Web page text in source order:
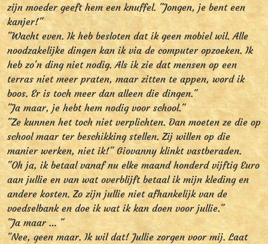
zijn moeder geeft hem een knuffel. "Jongen, je bent een
kanjer!"
"Wacht even. Ik heb besloten dat ik geen mobiel wil. Alle
noodzakelijke dingen kan ik via de computer opzoeken. Ik
heb zo'n ding niet nodig. Als ik zie dat mensen op een
terras niet meer praten, maar zitten te appen, word ik
boos. Er is toch meer dan alleen die dingen."
"Ja maar, je hebt hem nodig voor school."
"Ze kunnen het toch niet verplichten. Dan moeten ze die op
school maar ter beschikking stellen. Zij willen op die
manier werken, niet ik!" Giovanny klinkt vastberaden.
"Oh ja, ik betaal vanaf nu elke maand honderd vijftig Euro
aan jullie en van wat overblijft betaal ik mijn kleding en
andere kosten. Zo zijn jullie niet afhankelijk van de
voedselbank en doe ik wat ik kan doen voor jullie."
"Ja maar … "
"Nee, geen maar. Ik wil dat! Jullie zorgen voor mij. Laat